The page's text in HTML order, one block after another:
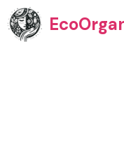
Přeskočit
na
obsah